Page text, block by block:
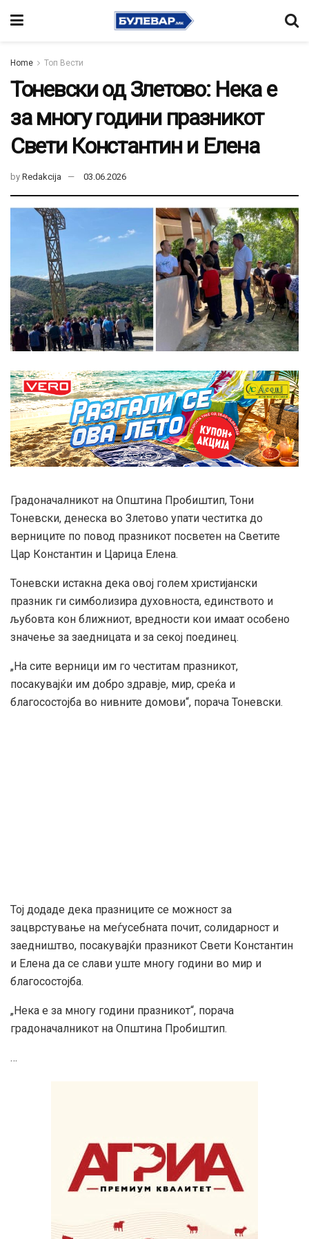
Home Топ Вести
Тоневски од Злетово: Нека е
за многу години празникот
Свети Константин и Елена
by Redakcija 03.06.2026
Градоначалникот на Општина Пробиштип, Тони
Тоневски, денеска во Злетово упати честитка до
верниците по повод празникот посветен на Светите
Цар Константин и Царица Елена.
Тоневски истакна дека овој голем христијански
празник ги симболизира духовноста, единството и
љубовта кон ближниот, вредности кои имаат особено
значење за заедницата и за секој поединец.
„На сите верници им го честитам празникот,
посакувајќи им добро здравје, мир, среќа и
благосостојба во нивните домови“, порача Тоневски.
Тој додаде дека празниците се можност за
зацврстување на меѓусебната почит, солидарност и
заедништво, посакувајќи празникот Свети Константин
и Елена да се слави уште многу години во мир и
благосостојба.
„Нека е за многу години празникот“, порача
градоначалникот на Општина Пробиштип.
…